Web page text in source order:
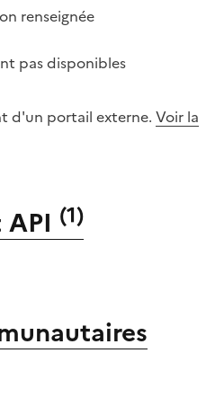
renseignée
pas disponibles
d'un portail externe. Voir la
(1)